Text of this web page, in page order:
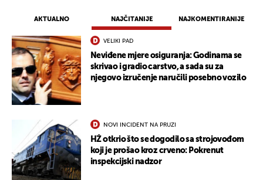
AKTUALNO NAJČITANIJE NAJKOMENTIRANIJE
VELIKI PAD
Neviđene mjere osiguranja: Godinama se
skrivao i gradio carstvo, a sada su za
njegovo izručenje naručili posebno vozilo
NOVI INCIDENT NA PRUZI
HŽ otkrio što se dogodilo sa strojovođom
koji je prošao kroz crveno: Pokrenut
inspekcijski nadzor